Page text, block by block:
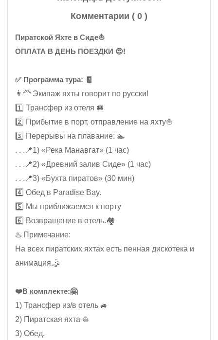
Комментарии ( 0 )
Пиратской Яхте в Сиде⛵
ОПЛАТА В ДЕНЬ ПОЕЗДКИ 😍!
✅️ Программа тура: 🧾
👩‍🦰 Экипаж яхты говорит по русски!
1️⃣ Трансфер из отеля 🚐
2️⃣ Прибытие в порт, отправление на яхту⛵
3️⃣ Перерывы на плавание: 🏊
. . .📍1) «Река Манавгат» (1 час)
. . .📍2) «Древний залив Сиде» (1 час)
. . .📍3) «Бухта пиратов» (30 мин)
4️⃣ Обед в Paradise Bay.
5️⃣ Мы приближаемся к порту
6️⃣ Возвращение в отель.🏘️
♨️ Примечание:
На всех пиратских яхтах есть пенная дискотека и
анимация.🤹
❤️В комплекте:🤗
1) Трансфер из/в отель 🚙
2) Пиратская яхта ⛵
3) Обед.